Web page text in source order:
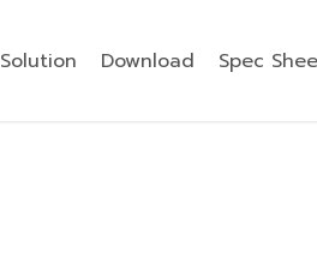
Solution Download Spec